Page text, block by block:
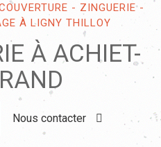
- ZINGUERIE -
À LIGNY THILLOY
À ACHIET-
Nous contacter